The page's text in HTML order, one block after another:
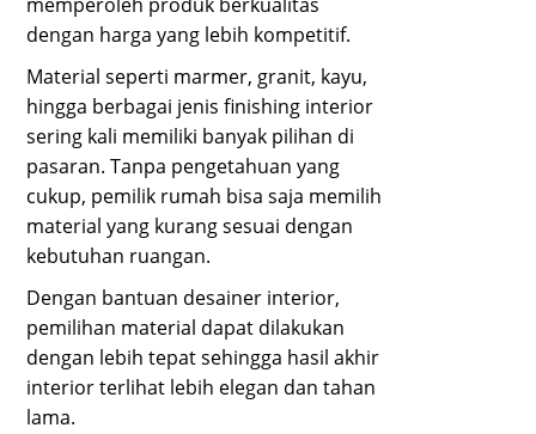
dengan harga yang lebih kompetitif.
Material seperti marmer, granit, kayu,
hingga berbagai jenis finishing interior
sering kali memiliki banyak pilihan di
pasaran. Tanpa pengetahuan yang
cukup, pemilik rumah bisa saja memilih
material yang kurang sesuai dengan
kebutuhan ruangan.
Dengan bantuan desainer interior,
pemilihan material dapat dilakukan
dengan lebih tepat sehingga hasil akhir
interior terlihat lebih elegan dan tahan
lama.